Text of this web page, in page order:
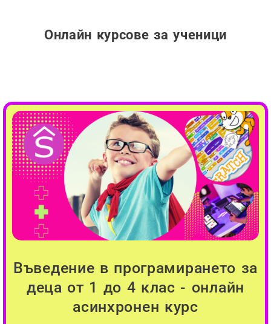
Онлайн курсове за ученици
Въведение в програмирането за
деца от 1 до 4 клас - онлайн
асинхронен курс